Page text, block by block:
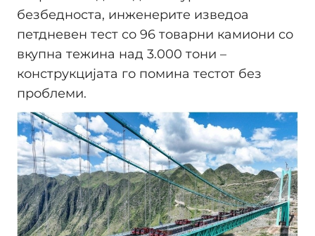
безбедноста, инженерите изведоа
петдневен тест со 96 товарни камиони со
вкупна тежина над 3.000 тони –
конструкцијата го помина тестот без
проблеми.